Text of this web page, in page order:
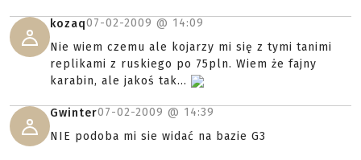
kozaq07-02-2009 @ 14:09
Nie wiem czemu ale kojarzy mi się z tymi tanimi
replikami z ruskiego po 75pln. Wiem że fajny
karabin, ale jakoś tak...
Gwinter07-02-2009 @ 14:39
NIE podoba mi sie widać na bazie G3